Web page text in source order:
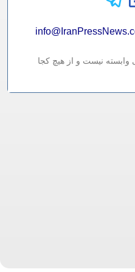
وابسته نیست و از هیچ کجا